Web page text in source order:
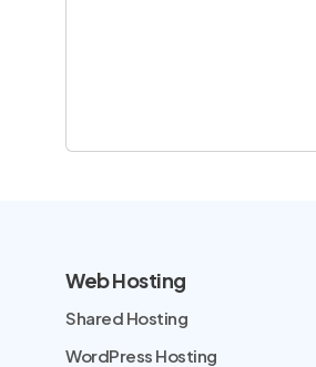
Web Hosting
Shared Hosting
WordPress Hosting